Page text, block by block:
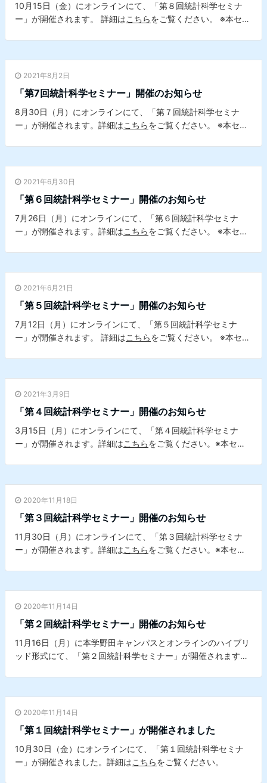
10月15日（金）にオンラインにて、「第８回統計科学セミナ
ー」が開催されます。 詳細はこちらをご覧ください。 ※本セミ
2021年8月2日
「第7回統計科学セミナー」開催のお知らせ
8月30日（月）にオンラインにて、「第７回統計科学セミナ
ー」が開催されます。詳細はこちらをご覧ください。 ※本セミ
2021年6月30日
「第６回統計科学セミナー」開催のお知らせ
7月26日（月）にオンラインにて、「第６回統計科学セミナ
ー」が開催されます。詳細はこちらをご覧ください。 ※本セミ
2021年6月21日
「第５回統計科学セミナー」開催のお知らせ
7月12日（月）にオンラインにて、「第５回統計科学セミナ
ー」が開催されます。 詳細はこちらをご覧ください。 ※本セミ
2021年3月9日
「第４回統計科学セミナー」開催のお知らせ
3月15日（月）にオンラインにて、「第４回統計科学セミナ
ー」が開催されます。詳細はこちらをご覧ください。※本セミ
2020年11月18日
「第３回統計科学セミナー」開催のお知らせ
11月30日（月）にオンラインにて、「第３回統計科学セミナ
ー」が開催されます。詳細はこちらをご覧ください。※本セミ
2020年11月14日
「第２回統計科学セミナー」開催のお知らせ
11月16日（月）に本学野田キャンパスとオンラインのハイブリ
ッド形式にて、「第２回統計科学セミナー」が開催されます。
2020年11月14日
「第１回統計科学セミナー」が開催されました
10月30日（金）にオンラインにて、「第１回統計科学セミナ
ー」が開催されました。詳細はこちらをご覧ください。